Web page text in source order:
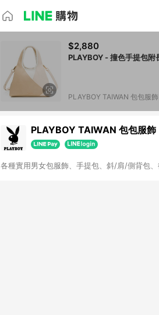
$2,880
PLAYBOY TAIWAN 包包服飾
PLAYBOY TAIWAN 包包服飾
各種實用男女包服飾、手提包、斜/肩/側背包